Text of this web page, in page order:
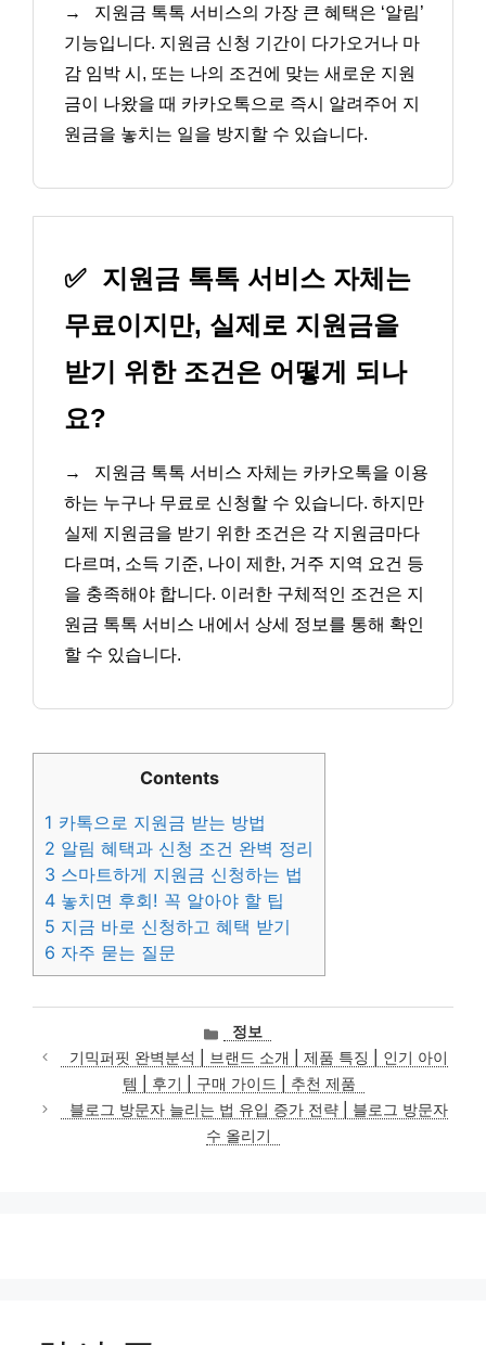
→
지원금 톡톡 서비스의 가장 큰 혜택은 ‘알림’
기능입니다. 지원금 신청 기간이 다가오거나 마
감 임박 시, 또는 나의 조건에 맞는 새로운 지원
금이 나왔을 때 카카오톡으로 즉시 알려주어 지
원금을 놓치는 일을 방지할 수 있습니다.
✅ 지원금 톡톡 서비스 자체는
무료이지만, 실제로 지원금을
받기 위한 조건은 어떻게 되나
요?
→
지원금 톡톡 서비스 자체는 카카오톡을 이용
하는 누구나 무료로 신청할 수 있습니다. 하지만
실제 지원금을 받기 위한 조건은 각 지원금마다
다르며, 소득 기준, 나이 제한, 거주 지역 요건 등
을 충족해야 합니다. 이러한 구체적인 조건은 지
원금 톡톡 서비스 내에서 상세 정보를 통해 확인
할 수 있습니다.
Contents
1 카톡으로 지원금 받는 방법
2 알림 혜택과 신청 조건 완벽 정리
3 스마트하게 지원금 신청하는 법
4 놓치면 후회! 꼭 알아야 할 팁
5 지금 바로 신청하고 혜택 받기
6 자주 묻는 질문
카
테
고
리
정보
기믹퍼핏 완벽분석 | 브랜드 소개 | 제품 특징 | 인기 아이
템 | 후기 | 구매 가이드 | 추천 제품
블로그 방문자 늘리는 법 유입 증가 전략 | 블로그 방문자
수 올리기